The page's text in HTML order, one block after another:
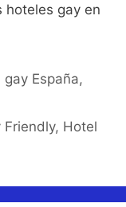
hoteles gay en
gay España,
Friendly, Hotel